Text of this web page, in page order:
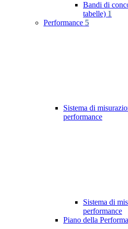
Bandi di
tabelle) 1
Performance 5
Sistema di
performance
Sistema di
performance
Piano della